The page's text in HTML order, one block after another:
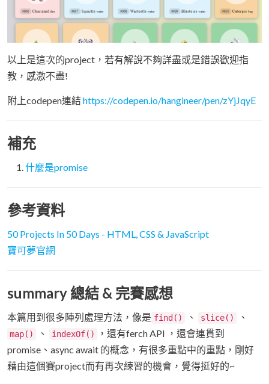
以上是這次的project，若有解說不夠詳盡或是錯誤歡迎指
教，感激不盡!
附上codepen連結https://codepen.io/hangineer/pen/zYjJqyE
補充
什麼是promise
參考資料
50 Projects In 50 Days - HTML, CSS & JavaScript
寶可夢官網
summary 總結 & 完賽感想
本篇用到很多陣列處理方法，像是 find() 、 slice() 、
map() 、 indexOf()
，還有ferch API ，還會連貫到
promise、async await 的概念，有很多重點中的重點，剛好
藉由這個賽project而有再次練習的機會，覺得挺好的~